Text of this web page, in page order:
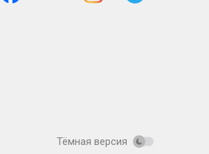
Тёмная версия